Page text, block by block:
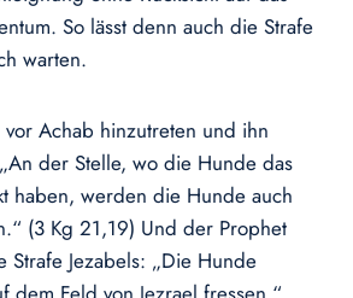
So lässt denn auch die Strafe
warten.
Achab hinzutreten und ihn
der Stelle, wo die Hunde das
haben, werden die Hunde auch
(3 Kg 21,19) Und der Prophet
Strafe Jezabels: „Die Hunde